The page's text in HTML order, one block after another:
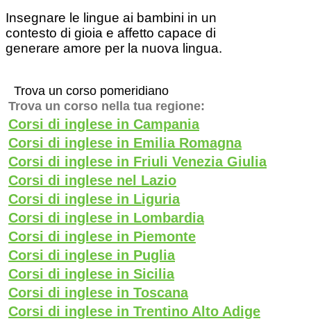
Insegnare le lingue ai bambini in un
contesto di gioia e affetto capace di
generare amore per la nuova lingua.
Trova un corso pomeridiano
Trova un corso nella tua regione:
Corsi di inglese in Campania
Corsi di inglese in Emilia Romagna
Corsi di inglese in Friuli Venezia Giulia
Corsi di inglese nel Lazio
Corsi di inglese in Liguria
Corsi di inglese in Lombardia
Corsi di inglese in Piemonte
Corsi di inglese in Puglia
Corsi di inglese in Sicilia
Corsi di inglese in Toscana
Corsi di inglese in Trentino Alto Adige